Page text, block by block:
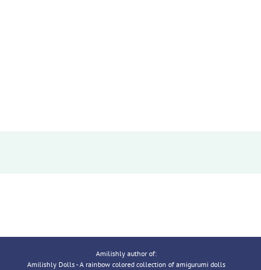
Amilishly author of:
Amilishly Dolls - A rainbow colored collection of amigurumi dolls